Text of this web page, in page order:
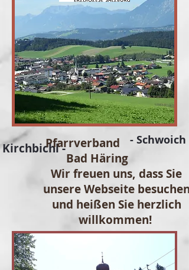
Kirchbichl -
- Schwoich
Pfarrverband
Bad Häring
​Wir freuen uns, dass Sie
unsere Webseite besuchen
und heißen Sie herzlich
willkommen!